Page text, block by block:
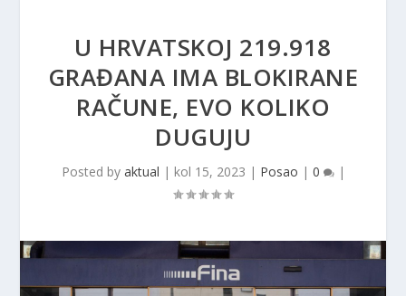
U HRVATSKOJ 219.918
GRAĐANA IMA BLOKIRANE
RAČUNE, EVO KOLIKO
DUGUJU
Posted by aktual | kol 15, 2023 | Posao | 0 |